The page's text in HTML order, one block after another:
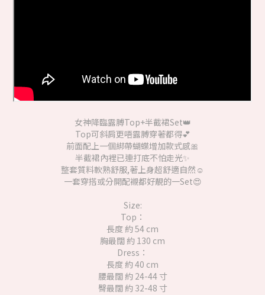
女神降臨露膊Top+半截裙Set👑
Top可斜肩更唔露膊穿著都得💕
前面配上一個綁帶蝴蝶增加款式感🎀
半截裙內裡已連打底不怕走光✨
整套質料軟熟舒服,著上身超舒適自然☺️
一套穿搭或分開配襯都好靚的一Set😍
Size:
Top：
長度 約 54 cm
胸最闊 約 130 cm
Dress：
長度 約 40 cm
腰最闊 約 24-44 寸
臀最闊 約 32-48 寸